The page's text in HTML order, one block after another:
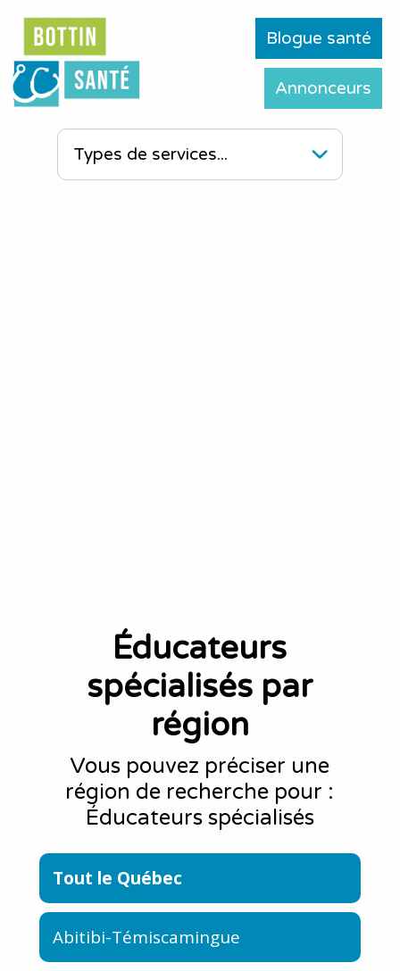
Blogue santé
Annonceurs
Éducateurs
spécialisés par
région
Vous pouvez préciser une
région de recherche pour :
Éducateurs spécialisés
Tout le Québec
Abitibi-Témiscamingue